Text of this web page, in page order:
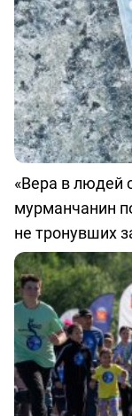
«Вера в людей
мурманчанин
не тронувших